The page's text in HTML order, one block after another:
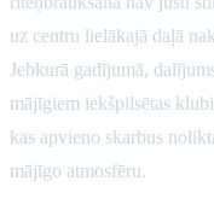
uz centru lielākajā daļā
Jebkurā gadījumā,
mājīgiem iekšpilsētas
kas apvieno skarbus
mājīgo atmosfēru.